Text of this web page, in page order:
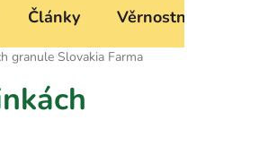
KOŠÍK
Články Věrnostní program
granule Slovakia Farma